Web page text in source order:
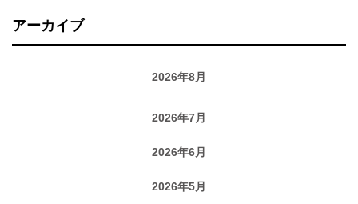
アーカイブ
2026年8月
2026年7月
2026年6月
2026年5月